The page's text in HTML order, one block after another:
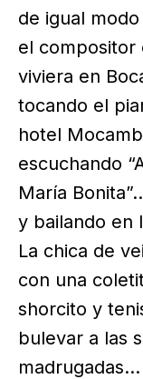
de igual
el compositor
viviera en
tocando el
hotel
escuchando
María
y bailando en
La chica de
con una
shorcito y
bulevar a las